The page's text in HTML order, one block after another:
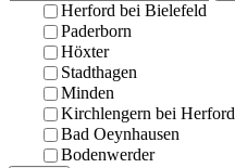
Herford bei Bielefeld
Paderborn
Höxter
Stadthagen
Minden
Kirchlengern bei Herford
Bad Oeynhausen
Bodenwerder